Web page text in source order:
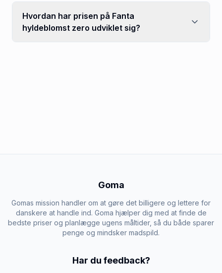
Hvordan har prisen på Fanta
hyldeblomst zero udviklet sig?
Goma
Gomas mission handler om at gøre det billigere og lettere for
danskere at handle ind. Goma hjælper dig med at finde de
bedste priser og planlægge ugens måltider, så du både sparer
penge og mindsker madspild.
Har du feedback?